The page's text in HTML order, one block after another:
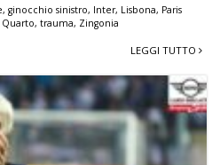
, ginocchio sinistro, Inter, Lisbona, Paris
Quarto, trauma, Zingonia
LEGGI TUTTO